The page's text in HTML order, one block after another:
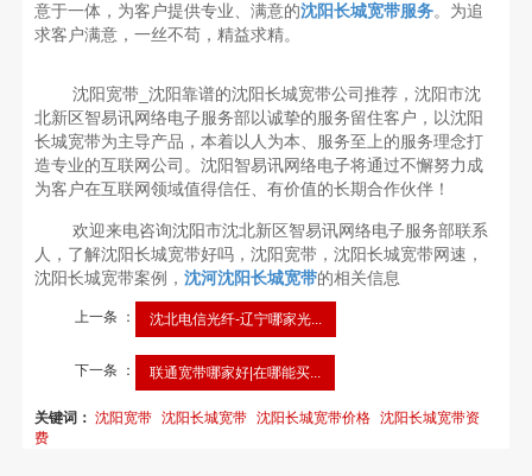
意于一体，为客户提供专业、满意的沈阳长城宽带服务。为追
求客户满意，一丝不苟，精益求精。
沈阳宽带_沈阳靠谱的沈阳长城宽带公司推荐，沈阳市沈
北新区智易讯网络电子服务部以诚挚的服务留住客户，以沈阳
长城宽带为主导产品，本着以人为本、服务至上的服务理念打
造专业的互联网公司。沈阳智易讯网络电子将通过不懈努力成
为客户在互联网领域值得信任、有价值的长期合作伙伴！
欢迎来电咨询沈阳市沈北新区智易讯网络电子服务部联系
人，了解沈阳长城宽带好吗，沈阳宽带，沈阳长城宽带网速，
沈阳长城宽带案例，沈河沈阳长城宽带的相关信息
上一条 ： 沈北电信光纤-辽宁哪家光...
下一条 ： 联通宽带哪家好|在哪能买...
关键词：沈阳宽带 沈阳长城宽带 沈阳长城宽带价格 沈阳长城宽带资
费